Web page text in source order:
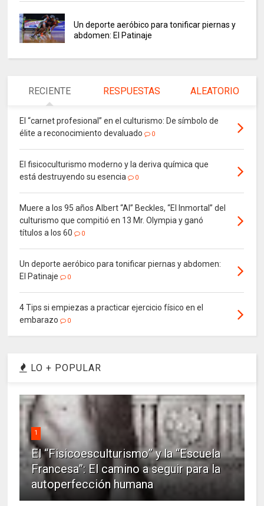
Un deporte aeróbico para tonificar piernas y
abdomen: El Patinaje
RECIENTE RESPUESTAS ALEATORIO
El “carnet profesional” en el culturismo: De símbolo de
élite a reconocimiento devaluado
0
El fisicoculturismo moderno y la deriva química que
está destruyendo su esencia
0
Muere a los 95 años Albert “Al” Beckles, “El Inmortal” del
culturismo que compitió en 13 Mr. Olympia y ganó
títulos a los 60
0
Un deporte aeróbico para tonificar piernas y abdomen:
El Patinaje
0
4 Tips si empiezas a practicar ejercicio físico en el
embarazo
0
LO + POPULAR
1
El “Fisicoesculturismo” y la “Escuela
Francesa”: El camino a seguir para la
autoperfección humana